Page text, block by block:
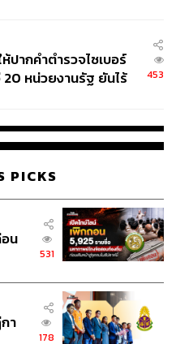
ห้ปากคำตำรวจไซเบอร์
20 หน่วยงานรัฐ ยันไร้
453
PICKS
น
531
า
178